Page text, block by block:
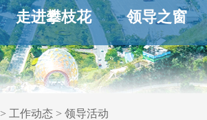
走进攀枝花 领导之窗
> 工作动态 > 领导活动